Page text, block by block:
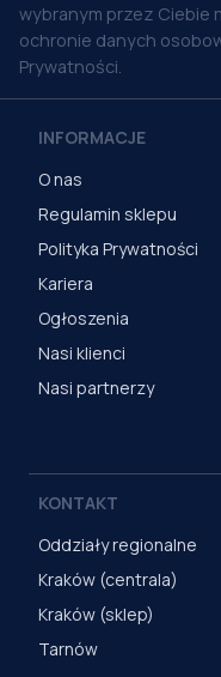
wybranym przez Ciebie
ochronie danych
Prywatności.
INFORMACJE
O nas
Regulamin sklepu
Polityka Prywatności
Kariera
Ogłoszenia
Nasi klienci
Nasi partnerzy
KONTAKT
Oddziały regionalne
Kraków (centrala)
Kraków (sklep)
Tarnów